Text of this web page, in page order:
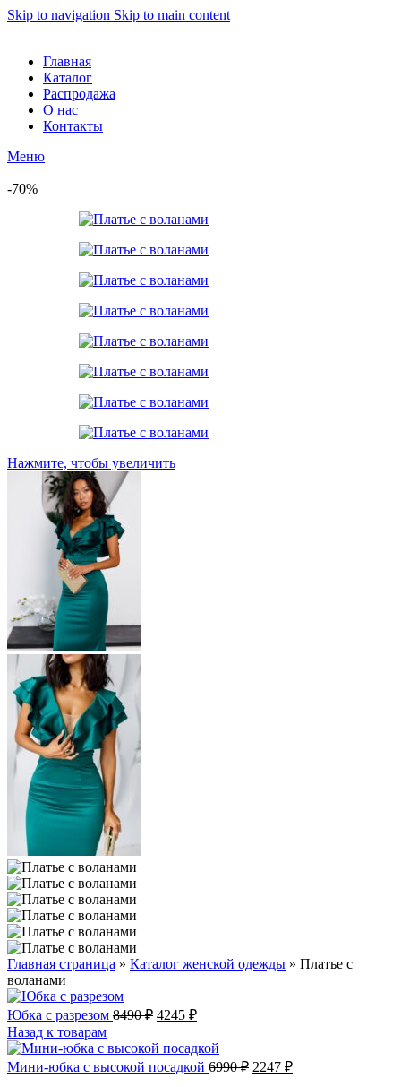
Skip to navigation Skip to main content
Главная
Каталог
Распродажа
О нас
Контакты
Меню
-70%
Нажмите, чтобы увеличить
Главная страница » Каталог женской одежды » Платье с
воланами
Юбка с разрезом 8490₽ Первоначальная
составляла
8490 ₽.
4245 ₽Текущая
4245 ₽.
Назад к товарам
Мини-юбка с высокой посадкой 6990₽ Первоначальная
2247 ₽Текущая